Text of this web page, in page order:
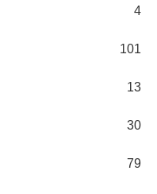
4
101
13
30
79